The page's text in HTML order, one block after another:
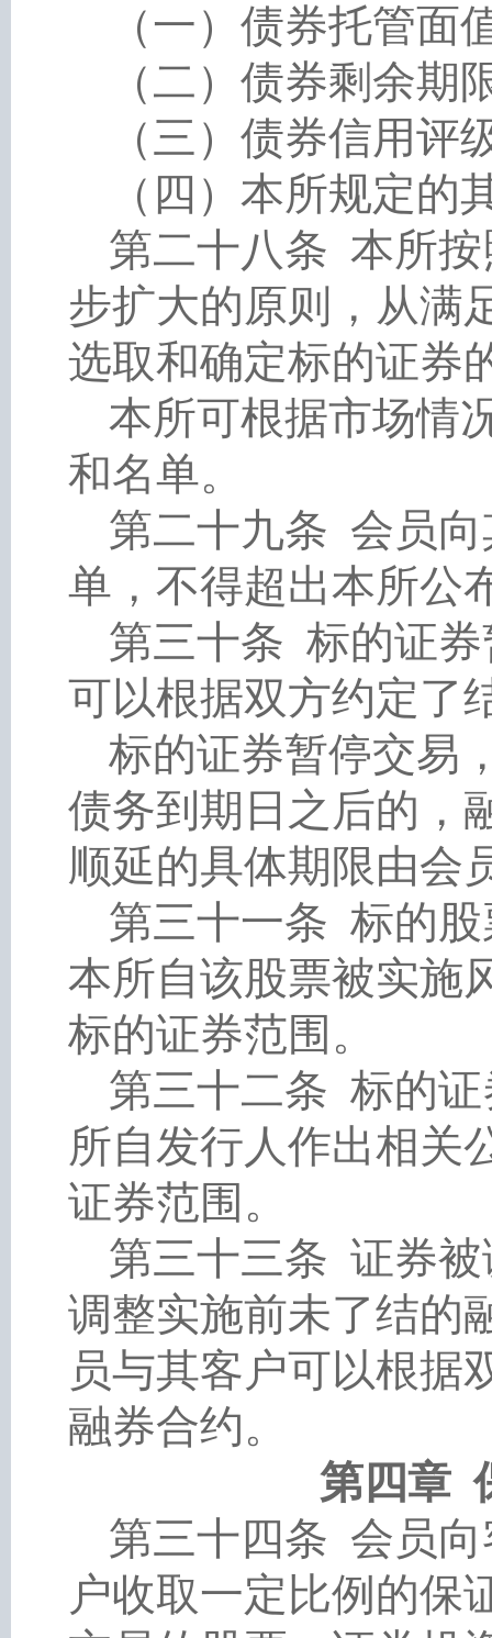
（一）债券托管面
（二）债券剩余期
（三）债券信用评
（四）本所规定的
第二十八条 本所
步扩大的原则，从满
选取和确定标的证券
本所可根据市场情
和名单。
第二十九条 会员
单，不得超出本所公
第三十条 标的证
可以根据双方约定了
标的证券暂停交易
债务到期日之后的，
顺延的具体期限由会
第三十一条 标的
本所自该股票被实施
标的证券范围。
第三十二条 标的
所自发行人作出相关
证券范围。
第三十三条 证券
调整实施前未了结的
员与其客户可以根据
融券合约。
第四章
第三十四条 会员
户收取一定比例的保